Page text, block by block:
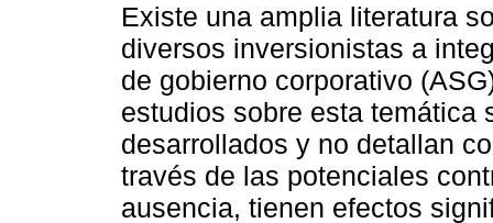
Existe una amplia literatura
diversos inversionistas a
de gobierno corporativo
estudios sobre esta temática
desarrollados y no detallan
través de las potenciales
ausencia, tienen efectos